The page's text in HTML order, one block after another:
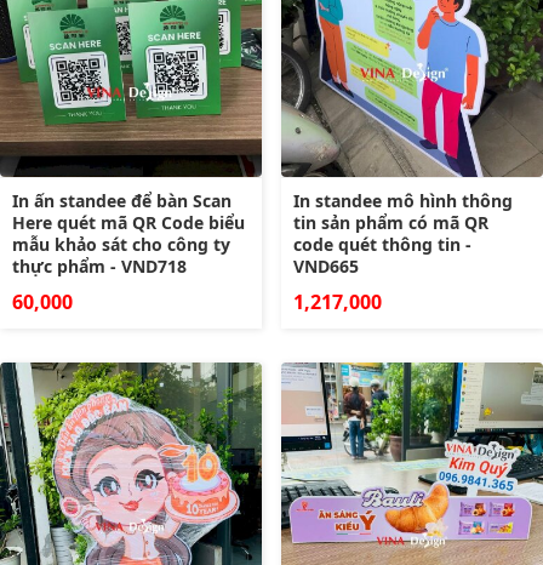
In ấn standee để bàn Scan
Here quét mã QR Code biểu
mẫu khảo sát cho công ty
thực phẩm - VND718
60,000
In standee mô hình thông
tin sản phẩm có mã QR
code quét thông tin -
VND665
1,217,000